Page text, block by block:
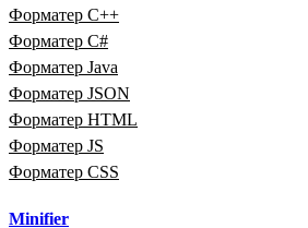
Форматер C++
Форматер C#
Форматер Java
Форматер JSON
Форматер HTML
Форматер JS
Форматер CSS
Minifier